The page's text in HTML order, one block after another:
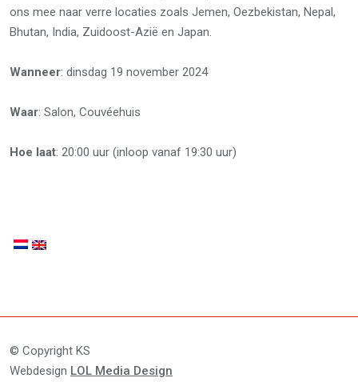
ons mee naar verre locaties zoals Jemen, Oezbekistan, Nepal,
Bhutan, India, Zuidoost-Azië en Japan.
Wanneer: dinsdag 19 november 2024
Waar: Salon, Couvéehuis
Hoe laat: 20:00 uur (inloop vanaf 19:30 uur)
© Copyright KS
Webdesign LOL Media Design